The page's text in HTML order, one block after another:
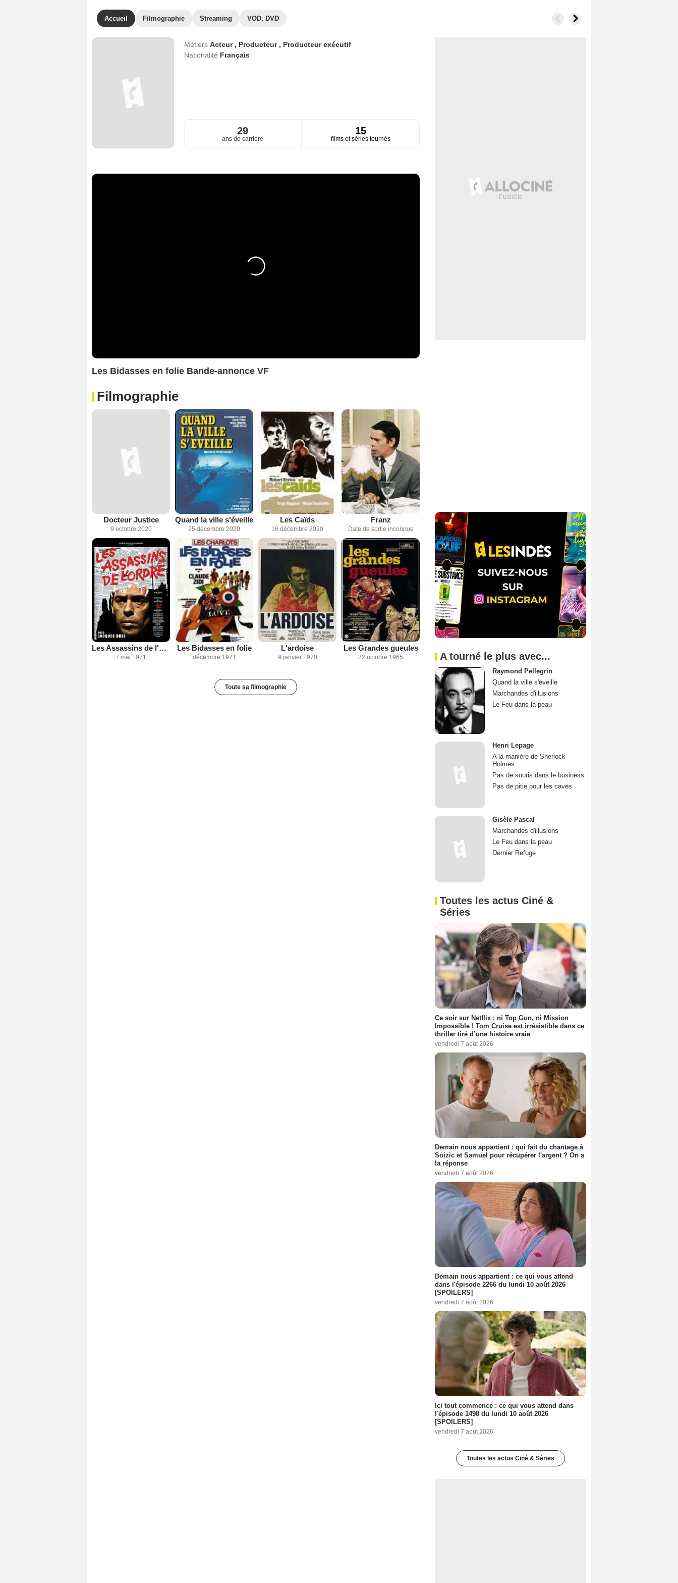
Accueil Filmographie Streaming VOD, DVD
Métiers Acteur , Producteur , Producteur exécutif
Nationalité Français
29
ans de carrière
15
films et séries tournés
Les Bidasses en folie Bande-annonce VF
Filmographie
Docteur Justice
9 octobre 2020
Quand la ville s'éveille
25 décembre 2020
Les Caïds
16 décembre 2020
Franz
Date de sortie inconnue
Les Assassins de l'ordre
7 mai 1971
Les Bidasses en folie
décembre 1971
L'ardoise
9 janvier 1970
Les Grandes gueules
22 octobre 1965
Toute sa filmographie
A tourné le plus avec...
Raymond Pellegrin
Quand la ville s'éveille
Marchandes d'illusions
Le Feu dans la peau
Henri Lepage
A la manière de Sherlock
Holmes
Pas de souris dans le business
Pas de pitié pour les caves
Gisèle Pascal
Marchandes d'illusions
Le Feu dans la peau
Dernier Refuge
Toutes les actus Ciné &
Séries
Ce soir sur Netflix : ni Top Gun, ni Mission
Impossible ! Tom Cruise est irrésistible dans ce
thriller tiré d’une histoire vraie
vendredi 7 août 2026
Demain nous appartient : qui fait du chantage à
Soizic et Samuel pour récupérer l'argent ? On a
la réponse
vendredi 7 août 2026
Demain nous appartient : ce qui vous attend
dans l'épisode 2266 du lundi 10 août 2026
[SPOILERS]
vendredi 7 août 2026
Ici tout commence : ce qui vous attend dans
l'épisode 1498 du lundi 10 août 2026
[SPOILERS]
vendredi 7 août 2026
Toutes les actus Ciné & Séries